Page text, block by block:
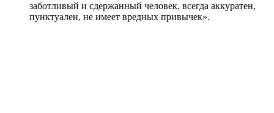
заботливый и сдержанный человек, всегда аккуратен,
пунктуален, не имеет вредных привычек».